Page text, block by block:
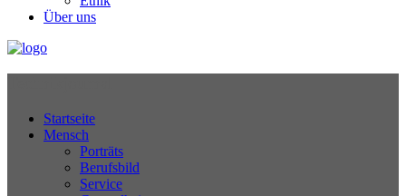
Über uns
Startseite
Mensch
Porträts
Berufsbild
Service